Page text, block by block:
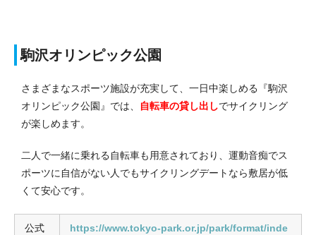
駒沢オリンピック公園
さまざまなスポーツ施設が充実して、一日中楽しめる『駒沢
オリンピック公園』では、
自転車の貸し出しでサイクリング
が楽しめます。
二人で一緒に乗れる自転車も用意されており、運動音痴でス
ポーツに自信がない人でもサイクリングデートなら敷居が低
くて安心です。
公式
https://www.tokyo-park.or.jp/park/format/inde